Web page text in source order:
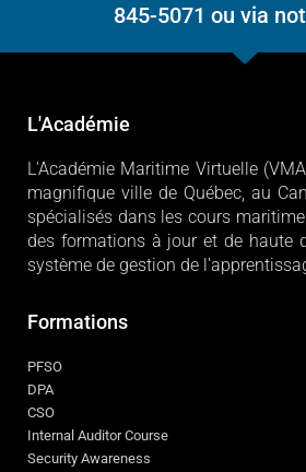
845-5071 ou via
L'Académie
L'Académie Maritime Virtuelle
magnifique ville de Québec, au
spécialisés dans les cours
des formations à jour et de haute
système de gestion de
Formations
PFSO
DPA
CSO
Internal Auditor Course
Security Awareness